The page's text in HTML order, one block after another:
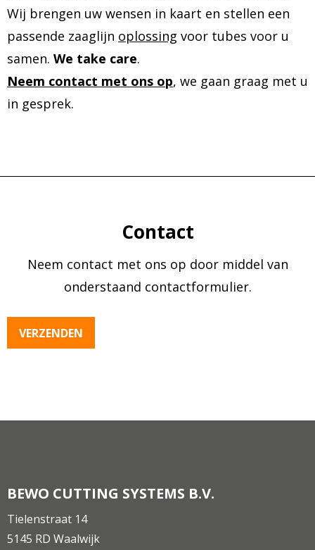
Wij brengen uw wensen in kaart en stellen een
passende zaaglijn oplossing voor tubes voor u
samen. We take care.
Neem contact met ons op, we gaan graag met u
in gesprek.
Contact
Neem contact met ons op door middel van
onderstaand contactformulier.
VERZENDEN
BEWO CUTTING SYSTEMS B.V.
Tielenstraat 14
5145 RD Waalwijk